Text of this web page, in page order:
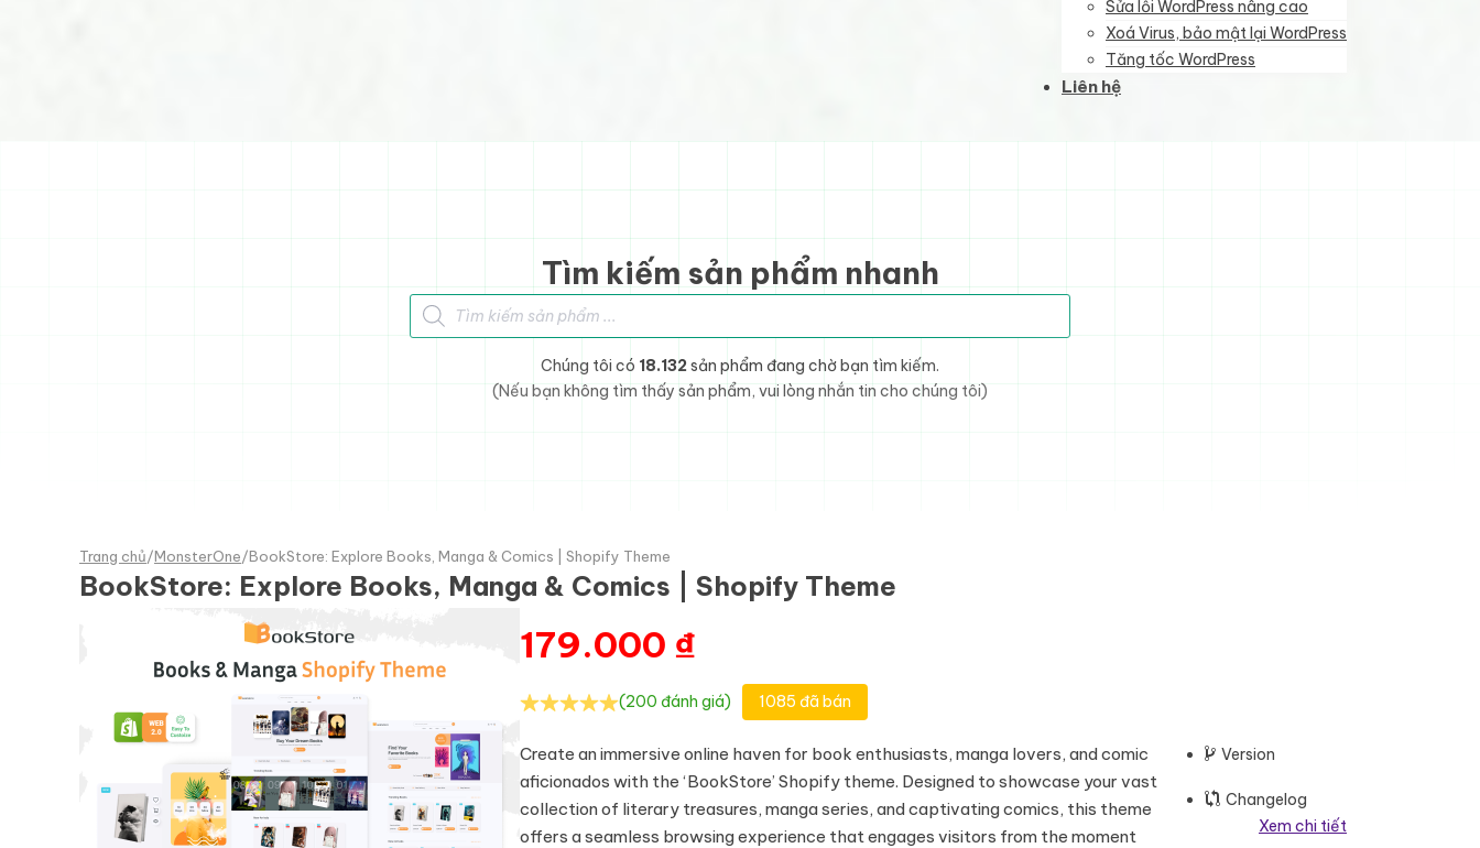
Sửa lỗi WordPress nâng cao
Xoá Virus, bảo mật lại WordPress
Tăng tốc WordPress
Liên hệ
Tìm kiếm sản phẩm nhanh
Tìm kiếm sản phẩm
Chúng tôi có 18.132 sản phẩm đang chờ bạn tìm kiếm.
(Nếu bạn không tìm thấy sản phẩm, vui lòng nhắn tin cho chúng tôi)
Trang chủ/MonsterOne/BookStore: Explore Books, Manga & Comics | Shopify Theme
BookStore: Explore Books, Manga & Comics | Shopify Theme
179.000 ₫
(200 đánh giá) 1085 đã bán
Create an immersive online haven for book enthusiasts, manga lovers, and comic
aficionados with the ‘BookStore’ Shopify theme. Designed to showcase your vast
collection of literary treasures, manga series, and captivating comics, this theme
offers a seamless browsing experience that engages visitors from the moment
Version
Changelog
Xem chi tiết